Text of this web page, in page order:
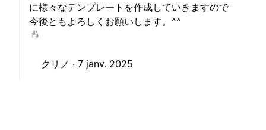
に様々なテンプレートを作成していきますので
今後ともよろしくお願いします。^^
クリノ · 7 janv. 2025